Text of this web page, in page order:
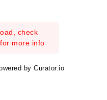
check
more info
by Curator.io